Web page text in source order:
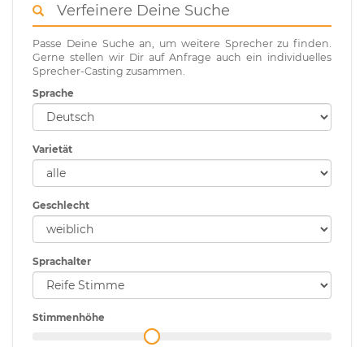
Verfeinere Deine Suche
Passe Deine Suche an, um weitere Sprecher zu finden.
Gerne stellen wir Dir auf Anfrage auch ein individuelles
Sprecher-Casting zusammen.
Sprache
Varietät
Geschlecht
Sprachalter
Stimmenhöhe